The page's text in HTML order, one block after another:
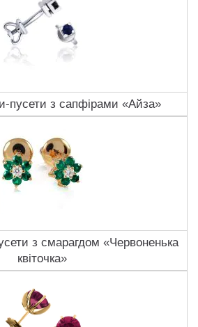
пусети з сапфірами «Айза»
з смарагдом «Червоненька
квіточка»